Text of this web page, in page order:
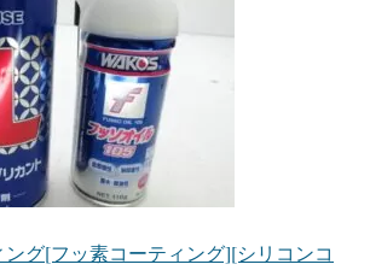
グ[フッ素コーティング][シリコンコ